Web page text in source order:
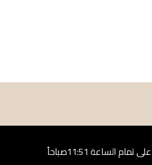
على منصة فيسبوك والذي نُشر في 7 مايو 2026 على تمام الساعة 11:51صباحاً